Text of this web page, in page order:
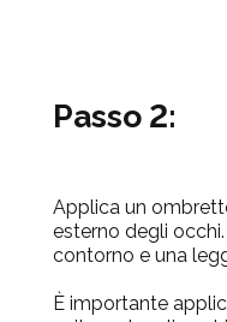
Passo 2:
Applica un
esterno degli
contorno e una
È importante